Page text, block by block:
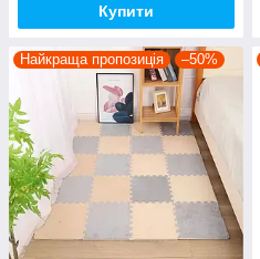
Купити
Найкраща пропозиція –50%